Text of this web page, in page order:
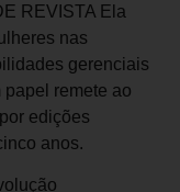
REVISTA Ela
nas
gerenciais
remete ao
edições
anos.